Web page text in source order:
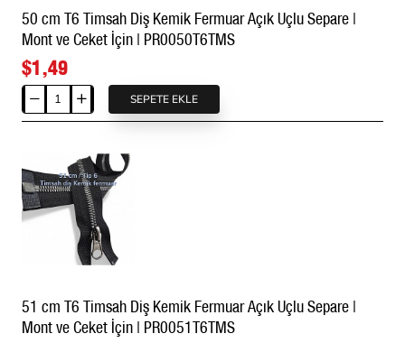
|
Mont
ve
Ceket
İçin
|
50 cm T6 Timsah Diş Kemik Fermuar Açık Uçlu Separe |
Mont ve Ceket İçin | PR0050T6TMS
$1,49
50
cm
Timsah
Diş
Kemik
Fermuar
|
Mont
SEPETE EKLE
51 cm T6 Timsah Diş Kemik Fermuar Açık Uçlu Separe |
Mont ve Ceket İçin | PR0051T6TMS